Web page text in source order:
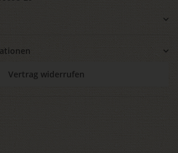
Vertrag widerrufen